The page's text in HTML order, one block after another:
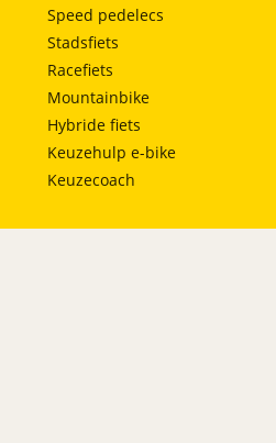
Speed pedelecs
Stadsfiets
Racefiets
Mountainbike
Hybride fiets
Keuzehulp e-bike
Keuzecoach